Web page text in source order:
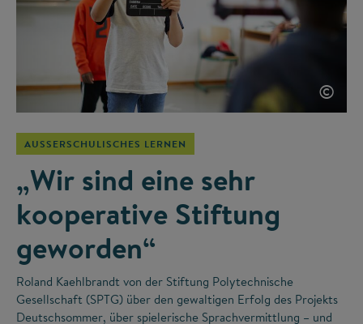
©
AUSSERSCHULISCHES LERNEN
„Wir sind eine sehr
kooperative Stiftung
geworden“
Roland Kaehlbrandt von der Stiftung Polytechnische
Gesellschaft (SPTG) über den gewaltigen Erfolg des Projekts
Deutschsommer, über spielerische Sprachvermittlung – und